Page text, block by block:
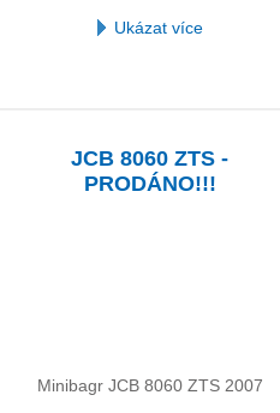
Ukázat více
JCB 8060 ZTS -
PRODÁNO!!!
Minibagr JCB 8060 ZTS 2007